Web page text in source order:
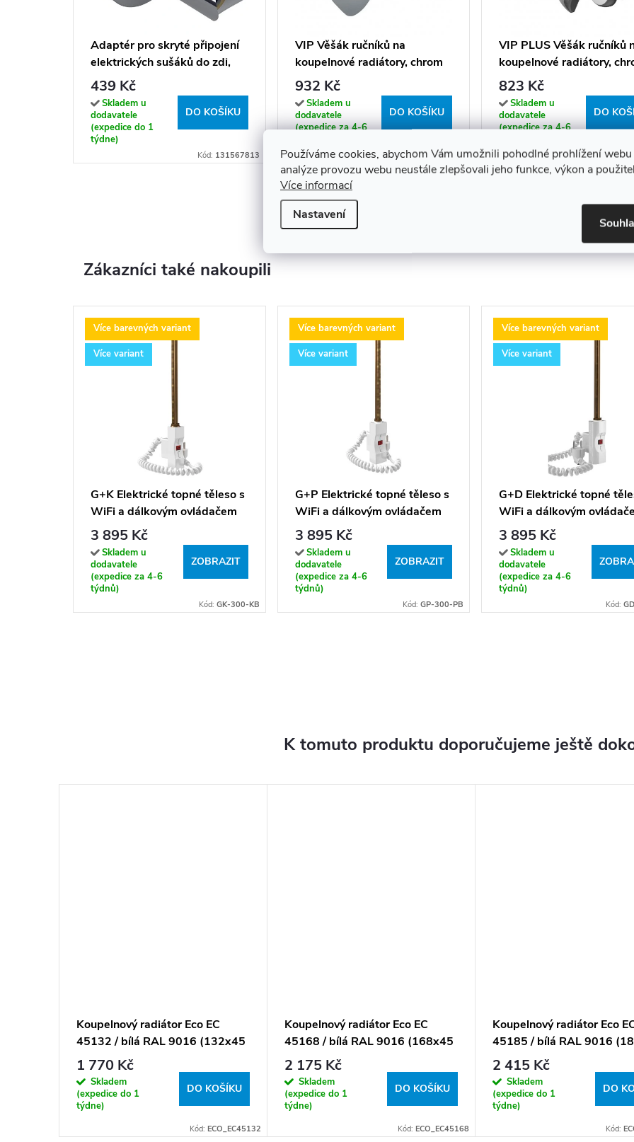
Používáme cookies, abychom Vám umožnili pohodlné prohlížení
analýze provozu webu neustále zlepšovali jeho funkce, výkon a
Více informací
Nastavení
Adaptér pro skryté připojení
elektrických sušáků do zdi,
chrom lesk - 131567813
439 Kč
Skladem u
dodavatele
(expedice do 1
týdne)
DO KOŠÍKU
Kód: 131567813
VIP Věšák ručníků na
koupelnové radiátory, chrom
932 Kč
Skladem u
dodavatele
(expedice za 4-6
DO KOŠÍKU
Kód:VIP_VESAK
VIP PLUS Věšák ručníků
koupelnové radiátory,
823 Kč
Skladem u
dodavatele
(expedice za 4-6
DO
Kód:
Zákazníci také nakoupili
Více barevných variant
Více variant
G+K Elektrické topné těleso s
WiFi a dálkovým ovládačem
(300 - 1200 W)
3 895 Kč
Skladem u
dodavatele
(expedice za 4-6
týdnů)
ZOBRAZIT
Kód: GK-300-KB
Více barevných variant
Více variant
G+P Elektrické topné těleso s
WiFi a dálkovým ovládačem
(300 - 1200 W)
3 895 Kč
Skladem u
dodavatele
(expedice za 4-6
týdnů)
ZOBRAZIT
Kód: GP-300-PB
Více barevných variant
Více variant
G+D Elektrické topné
WiFi a dálkovým
(300 - 1200 W)
3 895 Kč
Skladem u
dodavatele
(expedice za 4-6
týdnů)
Kód:
K tomuto produktu doporučujeme ještě
Koupelnový radiátor Eco EC
45132 / bílá RAL 9016 (132x45
cm)
1 770 Kč
Skladem
(expedice do 1
týdne)
DO KOŠÍKU
Kód: ECO_EC45132
Koupelnový radiátor Eco EC
45168 / bílá RAL 9016 (168x45
cm)
2 175 Kč
Skladem
(expedice do 1
týdne)
DO KOŠÍKU
Kód: ECO_EC45168
Koupelnový radiátor Eco
45185 / bílá RAL 9016
cm)
2 415 Kč
Skladem
(expedice do 1
týdne)
DO
Kód: